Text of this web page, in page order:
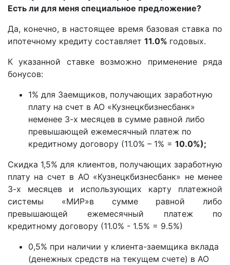
Есть ли для меня специальное предложение?
Да, конечно, в настоящее время базовая ставка по
ипотечному кредиту составляет 11.0% годовых.
К указанной ставке возможно применение ряда
бонусов:
1% для Заемщиков, получающих заработную
плату на счет в АО «Кузнецкбизнесбанк»
неменее 3-х месяцев в сумме равной либо
превышающей ежемесячный платеж по
кредитному договору (11.0% – 1% = 10.0%);
Скидка 1,5% для клиентов, получающих заработную
плату на счет в АО «Кузнецкбизнесбанк» не менее
3-х месяцев и использующих карту платежной
системы «МИР»в сумме равной либо
превышающей ежемесячный платеж по
кредитному договору (11.0% - 1.5% = 9.5%)
0,5% при наличии у клиента-заемщика вклада
(денежных средств на текущем счете) в АО